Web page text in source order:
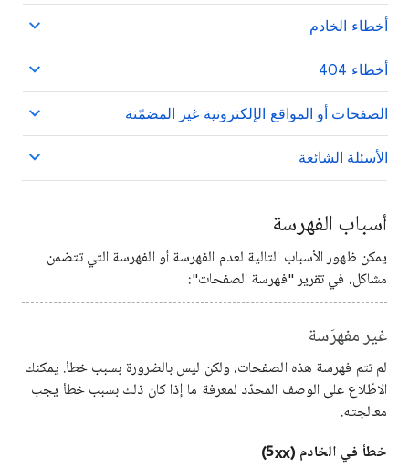
أخطاء الخادم
أخطاء 404
الصفحات أو المواقع الإلكترونية غير المضمّنة
الأسئلة الشائعة
أسباب الفهرسة
يمكن ظهور الأسباب التالية لعدم الفهرسة أو الفهرسة التي تتضمن
مشاكل، في تقرير "فهرسة الصفحات":
غير مفهرَسة
لم تتم فهرسة هذه الصفحات، ولكن ليس بالضرورة بسبب خطأ. يمكنك
الاطّلاع على الوصف المحدّد لمعرفة ما إذا كان ذلك بسبب خطأ يجب
معالجته.
خطأ في الخادم (5xx)